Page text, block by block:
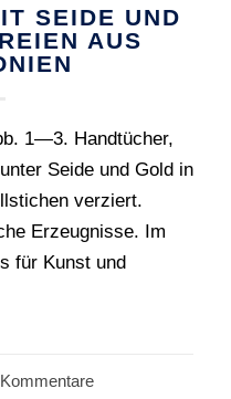
SEIDE UND
AUS
1—3. Handtücher,
Seide und Gold in
verziert.
Erzeugnisse. Im
für Kunst und